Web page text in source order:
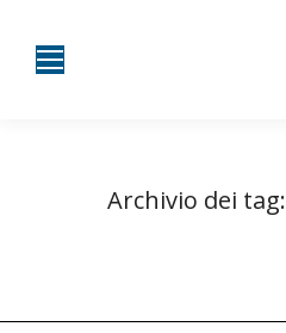
Archivio dei tag: